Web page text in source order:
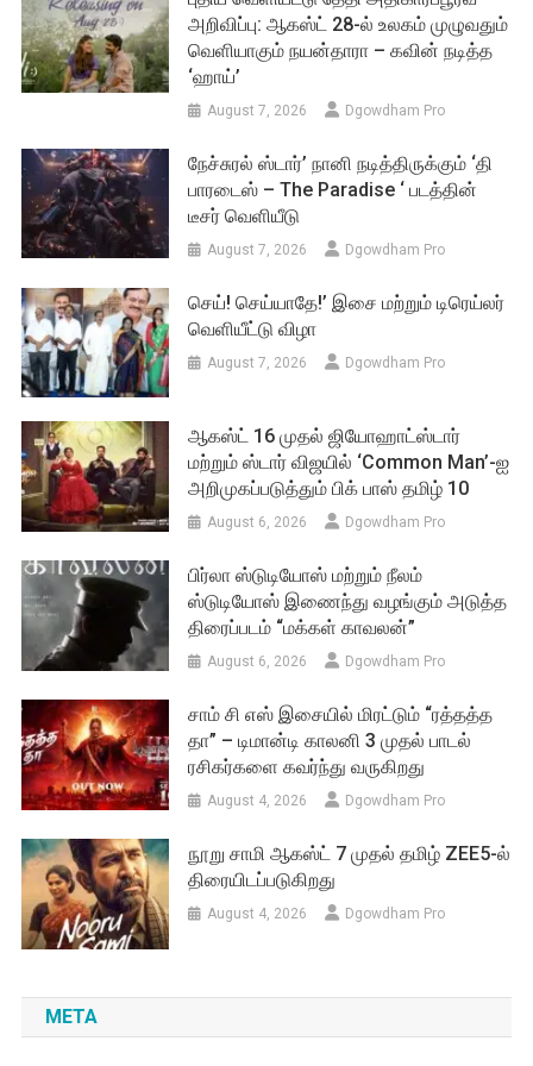
அறிவிப்பு: ஆகஸ்ட் 28-ல் உலகம் முழுவதும்
வெளியாகும் நயன்தாரா – கவின் நடித்த
‘ஹாய்’
August 7, 2026 Dgowdham Pro
நேச்சுரல் ஸ்டார்’ நானி நடித்திருக்கும் ‘தி
பாரடைஸ் – The Paradise ‘ படத்தின்
டீசர் வெளியீடு
August 7, 2026 Dgowdham Pro
செய்! செய்யாதே!’ இசை மற்றும் டிரெய்லர்
வெளியீட்டு விழா
August 7, 2026 Dgowdham Pro
ஆகஸ்ட் 16 முதல் ஜியோஹாட்ஸ்டார்
மற்றும் ஸ்டார் விஜயில் ‘Common Man’-ஐ
அறிமுகப்படுத்தும் பிக் பாஸ் தமிழ் 10
August 6, 2026 Dgowdham Pro
பிர்லா ஸ்டுடியோஸ் மற்றும் நீலம்
ஸ்டுடியோஸ் இணைந்து வழங்கும் அடுத்த
திரைப்படம் “மக்கள் காவலன்”
August 6, 2026 Dgowdham Pro
சாம் சி எஸ் இசையில் மிரட்டும் “ரத்தத்த
தா” – டிமான்டி காலனி 3 முதல் பாடல்
ரசிகர்களை கவர்ந்து வருகிறது
August 4, 2026 Dgowdham Pro
நூறு சாமி ஆகஸ்ட் 7 முதல் தமிழ் ZEE5-ல்
திரையிடப்படுகிறது
August 4, 2026 Dgowdham Pro
META